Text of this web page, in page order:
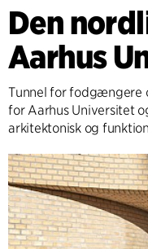
Den
Aarhus
Tunnel for fodgængere
for Aarhus Universitet
arkitektonisk og